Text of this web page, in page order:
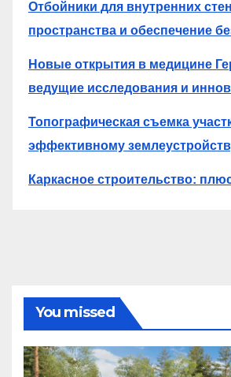
Отбойники для внутренних
пространства и обеспечение
Новые открытия в медицине
ведущие исследования и
Топографическая съемка
эффективному
Каркасное строительство:
You missed